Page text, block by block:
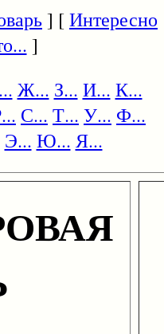
] [Интересно
]
Ж... З... И... К...
С... Т... У... Ф...
Э... Ю... Я...